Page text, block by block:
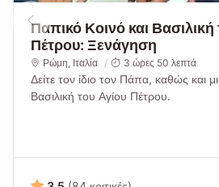
Παπικό Κοινό και Βασιλική
Πέτρου: Ξενάγηση
Ρώμη Ιταλία 3 ώρες 50 λεπτά
Δείτε τον ίδιο τον Πάπα, καθώς και
Βασιλική του Αγίου Πέτρου.